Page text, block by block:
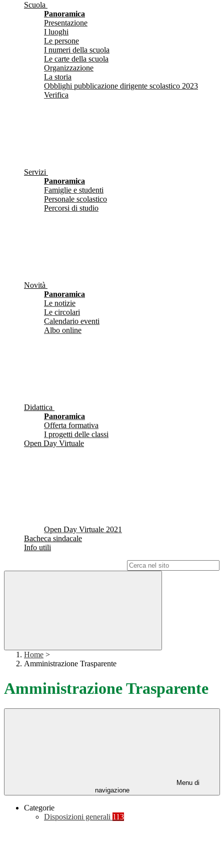
Scuola
Panoramica
Presentazione
I luoghi
Le persone
I numeri della scuola
Le carte della scuola
Organizzazione
La storia
Obblighi pubblicazione dirigente scolastico 2023
Verifica
Servizi
Panoramica
Famiglie e studenti
Personale scolastico
Percorsi di studio
Novità
Panoramica
Le notizie
Le circolari
Calendario eventi
Albo online
Didattica
Panoramica
Offerta formativa
I progetti delle classi
Open Day Virtuale
Open Day Virtuale 2021
Bacheca sindacale
Info utili
Home >
Amministrazione Trasparente
Amministrazione Trasparente
Menu di
navigazione
Categorie
Disposizioni generali 113